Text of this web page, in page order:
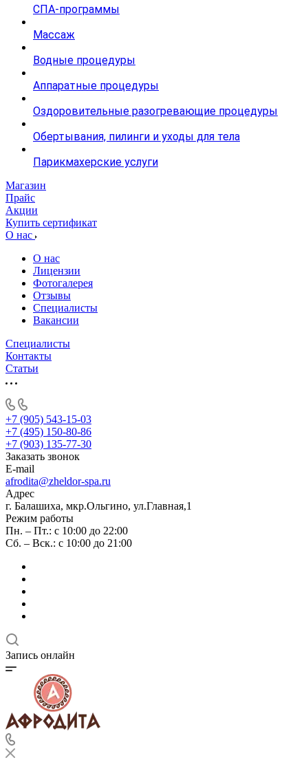
СПА-программы
Массаж
Водные процедуры
Аппаратные процедуры
Оздоровительные разогревающие процедуры
Обертывания, пилинги и уходы для тела
Парикмахерские услуги
Магазин
Прайс
Акции
Купить сертификат
О нас
О нас
Лицензии
Фотогалерея
Отзывы
Специалисты
Вакансии
Специалисты
Контакты
Статьи
+7 (905) 543-15-03
+7 (495) 150-80-86
+7 (903) 135-77-30
Заказать звонок
E-mail
afrodita@zheldor-spa.ru
Адрес
г. Балашиха, мкр.Ольгино, ул.Главная,1
Режим работы
Пн. – Пт.: с 10:00 до 22:00
Сб. – Вск.: с 10:00 до 21:00
Запись онлайн